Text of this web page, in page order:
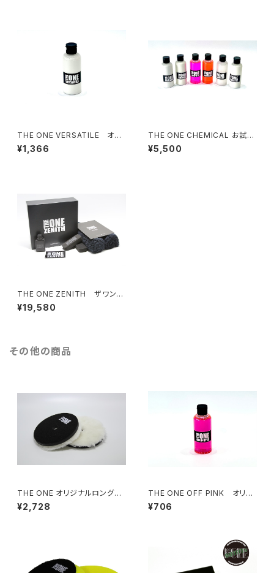
THE ONE VERSATILE オリ
ジナルコーティングメンテナンス
剤【100ml お試しサイズ】
¥1,366
THE ONE CHEMICAL お試し
コンプリート６本セット 各100m
l¥5,500
THE ONE ZENITH ザワンゼ
ニス 超撥水硬化型ガラスコー
ティング
¥19,580
その他の商品
THE ONE オリジナルロングウ
ールバフ130
¥2,728
THE ONE OFF PINK オリジ
ナルカーシャンプー【100ml お
試しサイズ】
¥706